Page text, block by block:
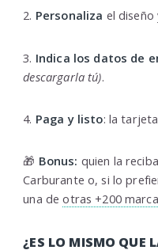
2. Personaliza el diseño
3. Indica los datos de
descargarla tú).
4. Paga y listo: la
🎁 Bonus: quien la
Carburante o, si lo
una deotras +200
¿ES LO MISMO QUE